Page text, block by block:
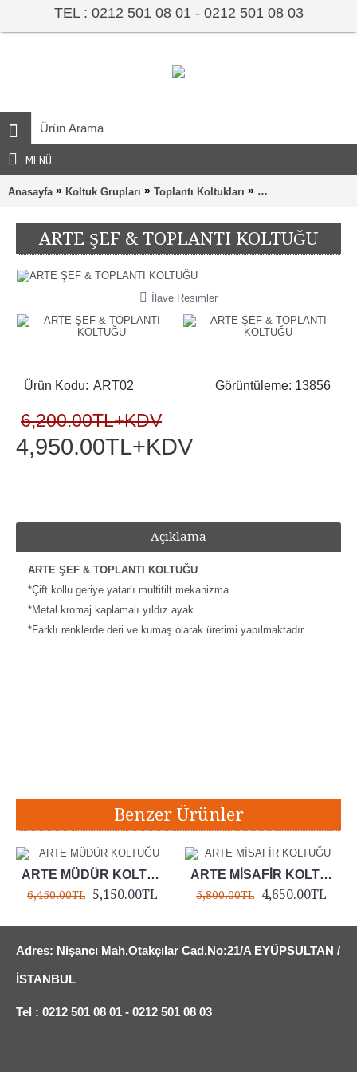
TEL : 0212 501 08 01 - 0212 501 08 03
MENÜ
Anasayfa » Koltuk Grupları » Toplantı Koltukları » ARTE ŞEF &
ARTE ŞEF & TOPLANTI KOLTUĞU
İlave Resimler
Görüntüleme: 13856
Ürün Kodu: ART02
6,200.00TL+KDV
4,950.00TL+KDV
Açıklama
ARTE ŞEF & TOPLANTI KOLTUĞU
*Çift kollu geriye yatarlı multitilt mekanizma.
*Metal kromaj kaplamalı yıldız ayak.
*Farklı renklerde deri ve kumaş olarak üretimi yapılmaktadır.
Benzer Ürünler
ARTE MÜDÜR KOLTUĞU
6,450.00TL 5,150.00TL
ARTE MİSAFİR KOLTUĞU
5,800.00TL 4,650.00TL
Adres: Nişancı Mah.Otakçılar Cad.No:21/A EYÜPSULTAN /
İSTANBUL
Tel : 0212 501 08 01 - 0212 501 08 03